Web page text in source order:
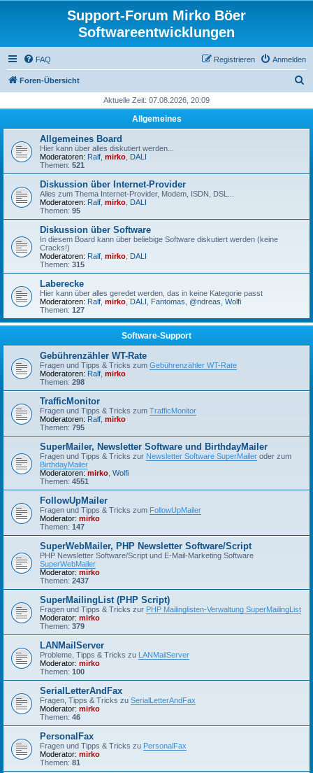
Support-Forum Mirko Böer
Softwareentwicklungen
FAQ Anmelden
Registrieren
Foren-Übersicht
h
Aktuelle Zeit: 07.08.2026, 20:09
Allgemeines
Allgemeines Board
Hier kann über alles diskutiert werden...
Moderatoren: Ralf mirko DALI
Themen: 521
Diskussion über Internet-Provider
Alles zum Thema Internet-Provider, Modem, ISDN, DSL...
Moderatoren: Ralf mirko DALI
Themen: 95
Diskussion über Software
In diesem Board kann über beliebige Software diskutiert werden (keine
Cracks!)
Moderatoren: Ralf mirko DALI
Themen: 315
Laberecke
Hier kann über alles geredet werden, das in keine Kategorie passt
Moderatoren: Ralf mirko DALI Fantomas @ndreas Wolfi
Themen: 127
Software-Support
Gebührenzähler WT-Rate
Fragen und Tipps & Tricks zum Gebührenzähler WT-Rate
Moderatoren: Ralf mirko
Themen: 298
TrafficMonitor
Fragen und Tipps & Tricks zum TrafficMonitor
Moderatoren: Ralf mirko
Themen: 795
SuperMailer, Newsletter Software und BirthdayMailer
Fragen und Tipps & Tricks zur Newsletter Software SuperMailer oder zum
BirthdayMailer
Moderatoren: mirko Wolfi
Themen: 4551
FollowUpMailer
Fragen und Tipps & Tricks zum FollowUpMailer
Moderator: mirko
Themen: 147
SuperWebMailer, PHP Newsletter Software/Script
PHP Newsletter Software/Script und E-Mail-Marketing Software
SuperWebMailer
Moderator: mirko
Themen: 2437
SuperMailingList (PHP Script)
Fragen und Tipps & Tricks zur PHP Mailinglisten-Verwaltung SuperMailingList
Moderator: mirko
Themen: 379
LANMailServer
Probleme, Tipps & Tricks zu LANMailServer
Moderator: mirko
Themen: 100
SerialLetterAndFax
Fragen, Tipps & Tricks zu SerialLetterAndFax
Moderator: mirko
Themen: 46
PersonalFax
Fragen und Tipps & Tricks zu PersonalFax
Moderator: mirko
Themen: 81